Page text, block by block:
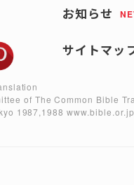
お知らせ
サイトマッ
of The Common Bible
1987,1988www.bible.or.jp